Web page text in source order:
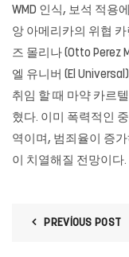
WMD 인식, 보석 적용
앙 아메리카의 위협
즈 몰리나 (Otto Perez
엘 유니버 (El
취임 할 때 마약 카르
혔다. 이미 폭력적인
역이며, 범죄율이 증
이 치열해질 전망이다.
PREVIOUS POST